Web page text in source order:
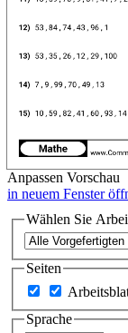
Anpassen Vorschau
in neuem Fenster
Wählen Sie
Seiten
Sprache